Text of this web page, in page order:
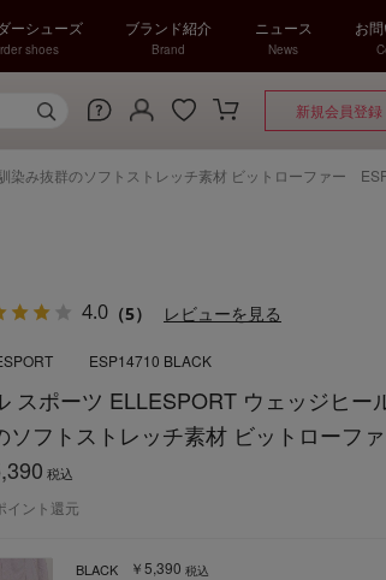
ーシューズ
shoes
ブランド紹介
Brand
ニュース
News
お
新規会員登録
染み抜群のソフトストレッチ素材 ビットローファー
4.0 （5） レビューを見る
スポーツ ELLESPORT ウェッジヒー
ソフトストレッチ素材 ビットローフ
税込
BLACK ￥5,390 税込
ESP14710 BLACK
イント還元